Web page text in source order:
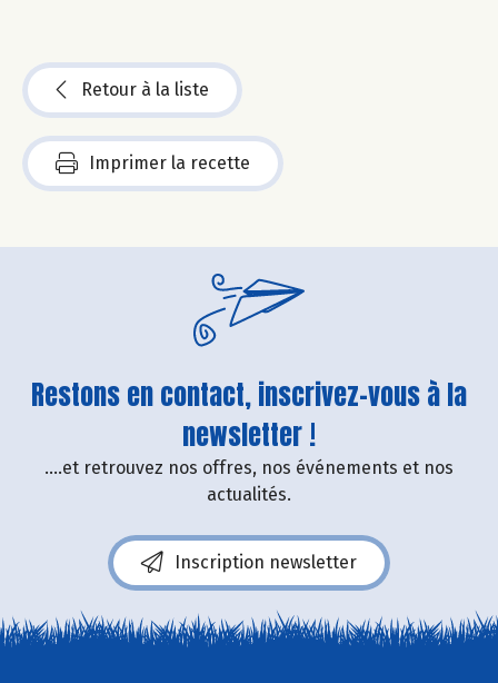
Retour à la liste
Imprimer la recette
Restons en contact, inscrivez-vous à la
newsletter !
....et retrouvez nos offres, nos événements et nos
actualités.
Inscription newsletter